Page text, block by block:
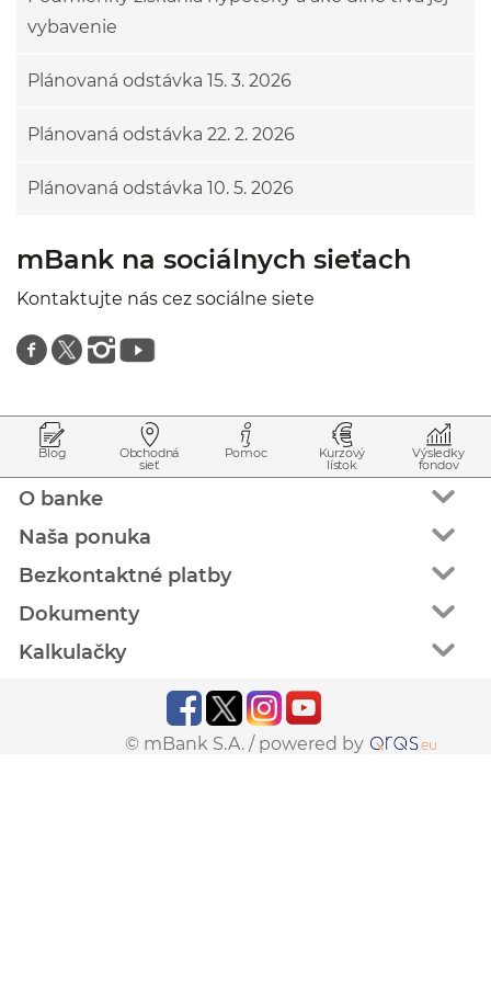
vybavenie
Plánovaná odstávka 15. 3. 2026
Plánovaná odstávka 22. 2. 2026
Plánovaná odstávka 10. 5. 2026
mBank na sociálnych sieťach
Kontaktujte nás cez sociálne siete
Znajdź nas na facebooku
Znajdź nas na twitterze
Znajdź nas na instagramie
Znajdź nas na youtube
Blog Obchodná
sieť
Pomoc Kurzový
lístok
Výsledky
fondov
O banke
Naša ponuka
Bezkontaktné platby
Dokumenty
Kalkulačky
© mBank S.A. / powered by